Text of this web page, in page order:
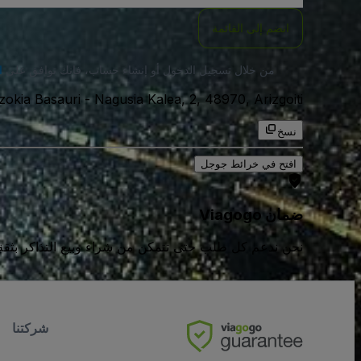
انضم إلى القائمة
من خلال تسجيل الدخول أو إنشاء حساب، فإنك توافق على
Basauri - Nagusia Kalea, 2, 48970, Arizgoiti, اسبانيا
نسخ
افتح في خرائط جوجل
ضمان Viagogo
نحن ندعم كل طلب حتى تتمكن من شراء وبيع التذاكر بثقة
شركتنا